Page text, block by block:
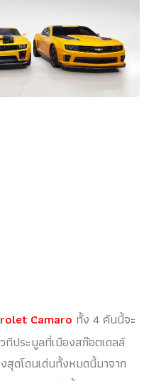
Camaro ทั้ง 4 คันนี้จะ
ทีประมูลที่เมืองสก๊อตเดลล์
สุดโดนเด่นทั้งหมดนี้มาจาก